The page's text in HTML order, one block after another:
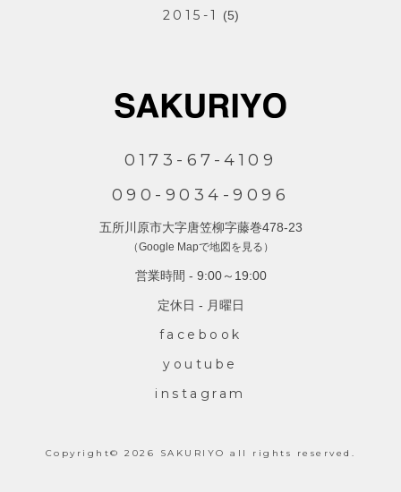
2015-1 (5)
0173-67-4109
090-9034-9096
五所川原市大字唐笠柳字藤巻478-23
（Google Mapで地図を見る）
営業時間 - 9:00～19:00
定休日 - 月曜日
facebook
youtube
instagram
Copyright© 2026 SAKURIYO all rights reserved.